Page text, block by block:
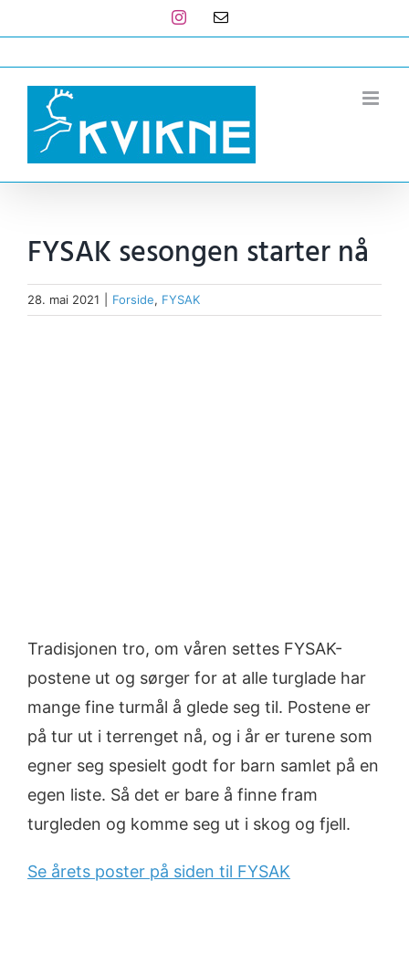
to
content
Instagram
E-
FYSAK sesongen starter nå
28. mai 2021 Forside, FYSAK
Tradisjonen tro, om våren settes FYSAK-
postene ut og sørger for at alle turglade har
mange fine turmål å glede seg til. Postene er
på tur ut i terrenget nå, og i år er turene som
egner seg spesielt godt for barn samlet på en
egen liste. Så det er bare å finne fram
turgleden og komme seg ut i skog og fjell.
Se årets poster på siden til FYSAK